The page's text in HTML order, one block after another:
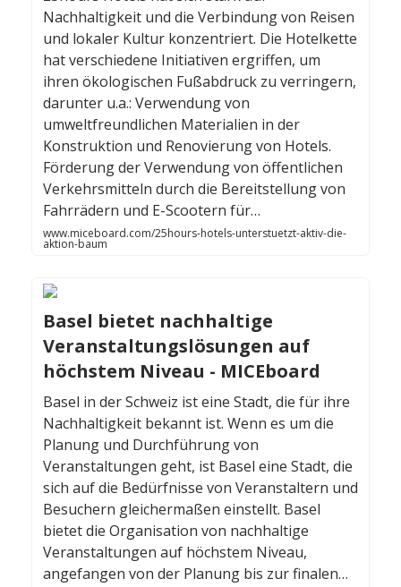
Nachhaltigkeit und die Verbindung von Reisen
und lokaler Kultur konzentriert. Die Hotelkette
hat verschiedene Initiativen ergriffen, um
ihren ökologischen Fußabdruck zu verringern,
darunter u.a.: Verwendung von
umweltfreundlichen Materialien in der
Konstruktion und Renovierung von Hotels.
Förderung der Verwendung von öffentlichen
Verkehrsmitteln durch die Bereitstellung von
Fahrrädern und E-Scootern für…
www.miceboard.com/25hours-hotels-unterstuetzt-aktiv-die-
aktion-baum
Basel bietet nachhaltige
Veranstaltungslösungen auf
höchstem Niveau - MICEboard
Basel in der Schweiz ist eine Stadt, die für ihre
Nachhaltigkeit bekannt ist. Wenn es um die
Planung und Durchführung von
Veranstaltungen geht, ist Basel eine Stadt, die
sich auf die Bedürfnisse von Veranstaltern und
Besuchern gleichermaßen einstellt. Basel
bietet die Organisation von nachhaltige
Veranstaltungen auf höchstem Niveau,
angefangen von der Planung bis zur finalen…